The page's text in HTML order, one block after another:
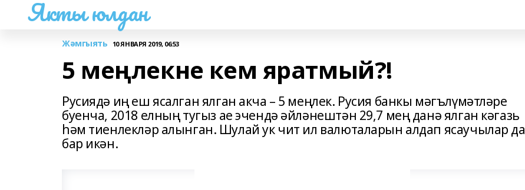
Якты юлдан
Жәмгыять 10 ЯНВАРЯ 2019, 06:53
5 меңлекне кем яратмый?!
Русиядә иң еш ясалган ялган акча – 5 меңлек. Русия банкы мәгълүмәтләре
буенча, 2018 елның тугыз ае эчендә әйләнештән 29,7 мең данә ялган кәгазь
һәм тиенлекләр алынган. Шулай ук чит ил валюталарын алдап ясаучылар да
бар икән.